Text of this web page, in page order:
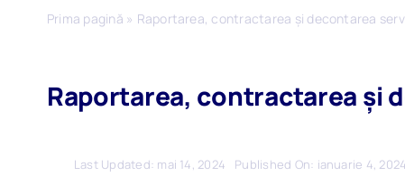
Prima pagină » Raportarea, contractarea și decontarea
Raportarea, contractarea și
Last Updated: mai 14, 2024 Published On: ianuarie 4, 2024